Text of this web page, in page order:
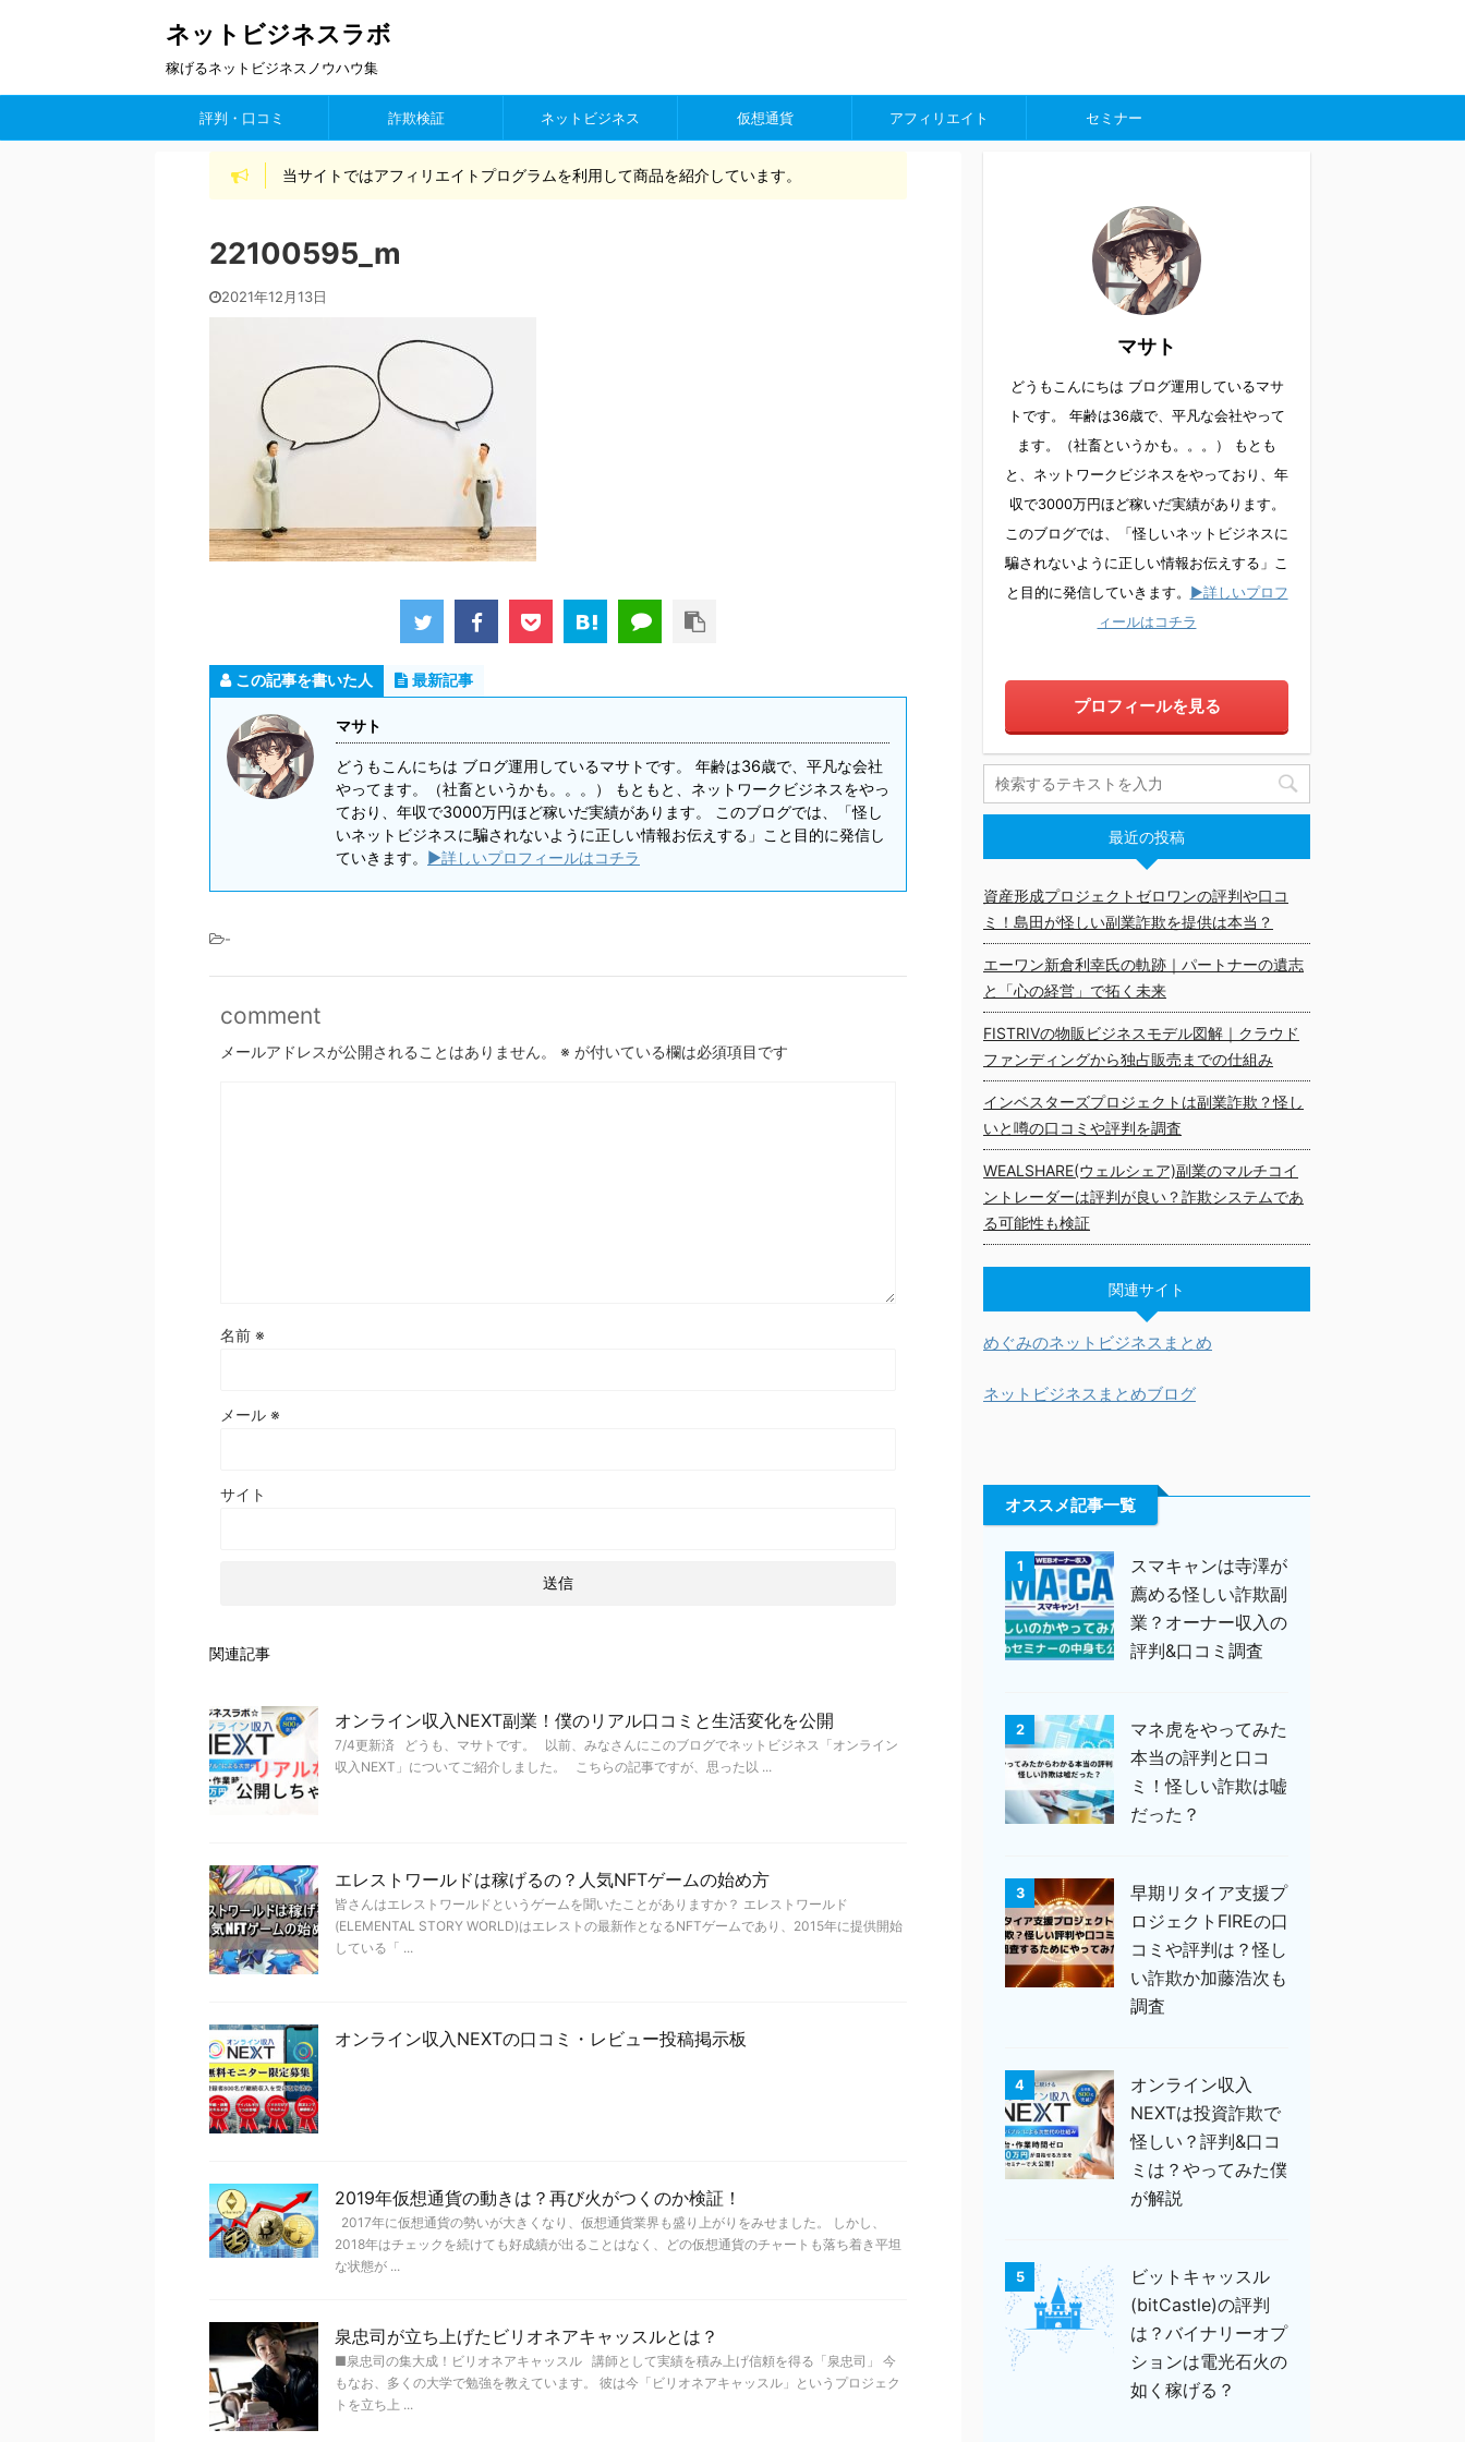
ネットビジネスラボ
稼げるネットビジネスノウハウ集
評判・口コミ 詐欺検証 ネットビジネス 仮想通貨 アフィリエイト セミナー
当サイトではアフィリエイトプログラムを利用して商品を紹介しています。
22100595_m
2021年12月13日
この記事を書いた人 最新記事
マサト
どうもこんにちは ブログ運用しているマサトです。 年齢は36歳で、平凡な会社
やってます。（社畜というかも。。。） もともと、ネットワークビジネスをやっ
ており、年収で3000万円ほど稼いだ実績があります。 このブログでは、「怪し
いネットビジネスに騙されないように正しい情報お伝えする」こと目的に発信し
ていきます。 ▶詳しいプロフィールはコチラ
-
comment
メールアドレスが公開されることはありません。 ※ が付いている欄は必須項目です
名前 ※
メール ※
サイト
関連記事
オンライン収入NEXT副業！僕のリアル口コミと生活変化を公開
7/4更新済 どうも、マサトです。 以前、みなさんにこのブログでネットビジネス「オンライン
収入NEXT」についてご紹介しました。 こちらの記事ですが、思った以 ...
エレストワールドは稼げるの？人気NFTゲームの始め方
皆さんはエレストワールドというゲームを聞いたことがありますか？ エレストワールド
(ELEMENTAL STORY WORLD)はエレストの最新作となるNFTゲームであり、2015年に提供開始
している「 ...
オンライン収入NEXTの口コミ・レビュー投稿掲示板
2019年仮想通貨の動きは？再び火がつくのか検証！
2017年に仮想通貨の勢いが大きくなり、仮想通貨業界も盛り上がりをみせました。 しかし、
2018年はチェックを続けても好成績が出ることはなく、どの仮想通貨のチャートも落ち着き平坦
な状態が ...
泉忠司が立ち上げたビリオネアキャッスルとは？
■泉忠司の集大成！ビリオネアキャッスル 講師として実績を積み上げ信頼を得る「泉忠司」 今
もなお、多くの大学で勉強を教えています。 彼は今「ビリオネアキャッスル」というプロジェク
トを立ち上 ...
マサト
どうもこんにちは ブログ運用しているマサ
トです。 年齢は36歳で、平凡な会社やって
ます。（社畜というかも。。。） もとも
と、ネットワークビジネスをやっており、年
収で3000万円ほど稼いだ実績があります。
このブログでは、「怪しいネットビジネスに
騙されないように正しい情報お伝えする」こ
と目的に発信していきます。
▶詳しいプロフ
ィールはコチラ
プロフィールを見る
最近の投稿
資産形成プロジェクトゼロワンの評判や口コ
ミ！島田が怪しい副業詐欺を提供は本当？
エーワン新倉利幸氏の軌跡｜パートナーの遺志
と「心の経営」で拓く未来
FISTRIVの物販ビジネスモデル図解｜クラウド
ファンディングから独占販売までの仕組み
インベスターズプロジェクトは副業詐欺？怪し
いと噂の口コミや評判を調査
WEALSHARE(ウェルシェア)副業のマルチコイ
ントレーダーは評判が良い？詐欺システムであ
る可能性も検証
関連サイト
めぐみのネットビジネスまとめ
ネットビジネスまとめブログ
オススメ記事一覧
1
スマキャンは寺澤が
薦める怪しい詐欺副
業？オーナー収入の
評判&口コミ調査
2
マネ虎をやってみた
本当の評判と口コ
ミ！怪しい詐欺は嘘
だった？
3
早期リタイア支援プ
ロジェクトFIREの口
コミや評判は？怪し
い詐欺か加藤浩次も
調査
4
オンライン収入
NEXTは投資詐欺で
怪しい？評判&口コ
ミは？やってみた僕
が解説
5
ビットキャッスル
(bitCastle)の評判
は？バイナリーオプ
ションは電光石火の
如く稼げる？